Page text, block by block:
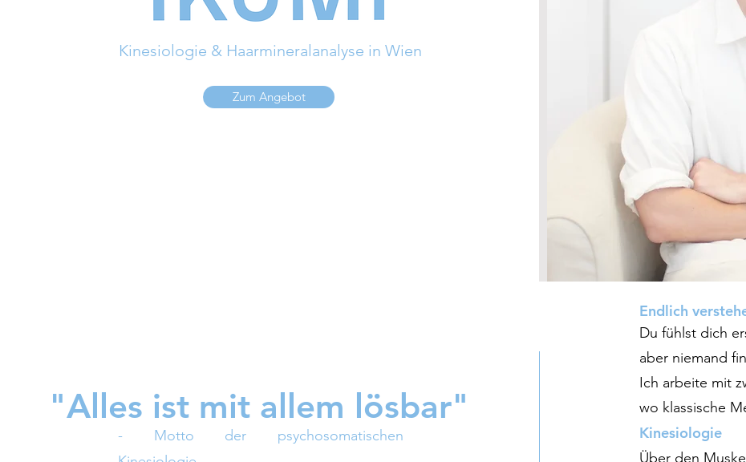
Kinesiologie & Haarmineralanalyse in Wien
Zum Angebot
"Alles ist mit allem lösbar"
- Motto der psychosomatischen
Endlich
Du fühlst dich
aber niemand
Ich arbeite mit
wo klassische
Kinesiologie
Über den